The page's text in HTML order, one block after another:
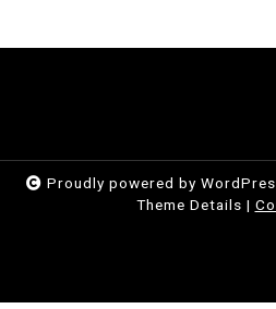
Proudly powered by
Theme Details |